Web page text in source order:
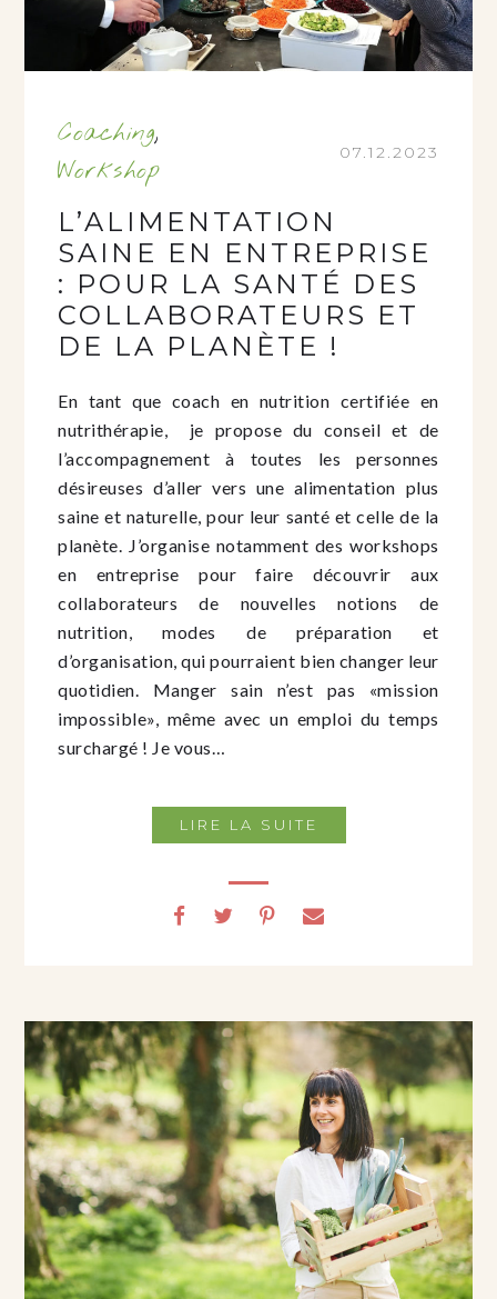
Coaching,
Workshop
07.12.2023
L’ALIMENTATION
SAINE EN ENTREPRISE
: POUR LA SANTÉ DES
COLLABORATEURS ET
DE LA PLANÈTE !
En tant que coach en nutrition certifiée en
nutrithérapie, je propose du conseil et de
l’accompagnement à toutes les personnes
désireuses d’aller vers une alimentation plus
saine et naturelle, pour leur santé et celle de la
planète. J’organise notamment des workshops
en entreprise pour faire découvrir aux
collaborateurs de nouvelles notions de
nutrition, modes de préparation et
d’organisation, qui pourraient bien changer leur
quotidien. Manger sain n’est pas «mission
impossible», même avec un emploi du temps
surchargé ! Je vous…
LIRE LA SUITE